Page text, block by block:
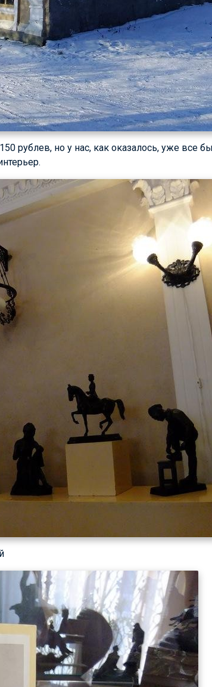
рублев, но у нас, как оказалось, уже все